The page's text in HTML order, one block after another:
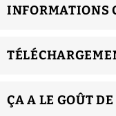
INFORMATIONS
ÇA A LE GOÛT DE